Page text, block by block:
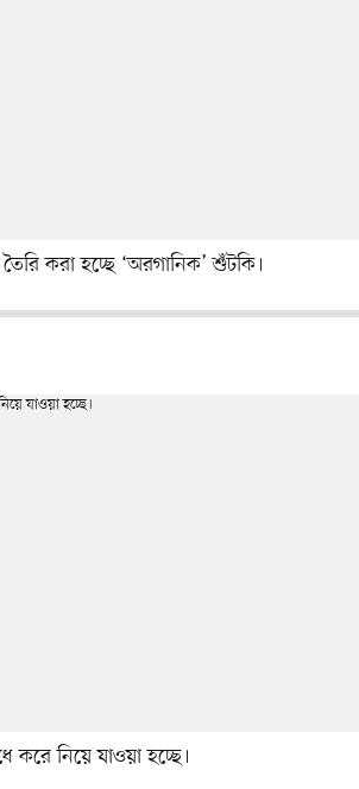
তৈরি করা হচ্ছে ‘অরগানিক’ শুঁটকি।
করে নিয়ে যাওয়া হচ্ছে।